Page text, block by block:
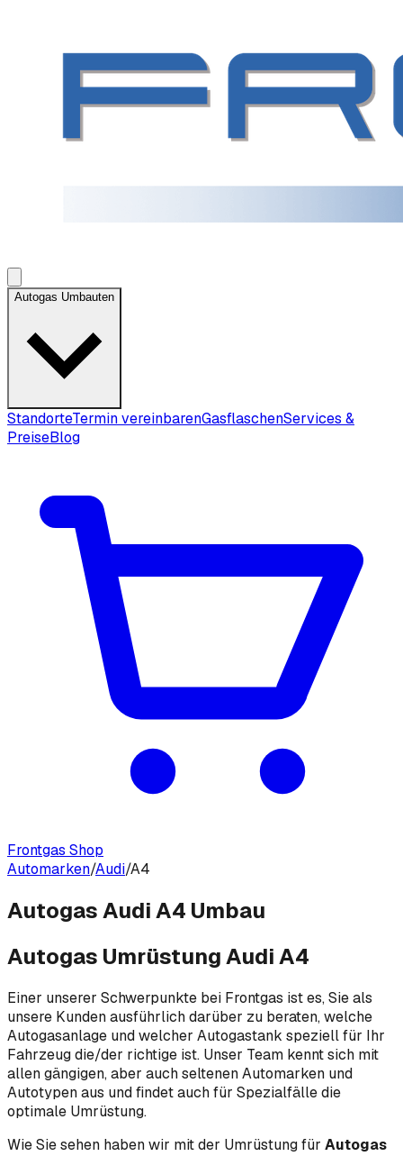
Autogas Umbauten
StandorteTermin vereinbarenGasflaschenServices &
PreiseBlog
Frontgas Shop
Automarken/Audi/A4
Autogas Audi A4 Umbau
Autogas Umrüstung Audi A4
Einer unserer Schwerpunkte bei Frontgas ist es, Sie als
unsere Kunden ausführlich darüber zu beraten, welche
Autogasanlage und welcher Autogastank speziell für Ihr
Fahrzeug die/der richtige ist. Unser Team kennt sich mit
allen gängigen, aber auch seltenen Automarken und
Autotypen aus und findet auch für Spezialfälle die
optimale Umrüstung.
Wie Sie sehen haben wir mit der Umrüstung für Autogas